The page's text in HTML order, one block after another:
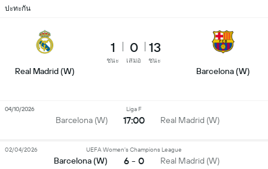
ปะทะกัน
Real Madrid (W)
1
ชนะ
0
เสมอ
13
ชนะ
Barcelona (W)
Barcelona (W)
Liga F
17:00 Real Madrid (W)
04/10/2026
Barcelona (W)
UEFA Women's Champions League
6 - 0 Real Madrid (W)
02/04/2026